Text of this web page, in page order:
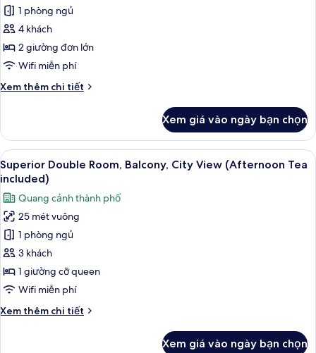
Twin
Room,
Balcony,
City
(Afternoon
1 phòng ngủ
4 khách
2 giường đơn lớn
Wifi miễn phí
Xem thêm chi tiết
Chi
Superior
Twin
Room,
Balcony,
View
(Afternoon
Tea
included)
Xem giá vào ngày bạn chọn
Xem
tất
cả
ảnh
Superior
Double
Room,
Balcony,
City
(Afternoon
Bộ đồ giường cao cấp, nệm có lớp
9
Superior Double Room, Balcony, City View (Afternoon Tea
included)
Quang cảnh thành phố
25 mét vuông
1 phòng ngủ
3 khách
1 giường cỡ queen
Wifi miễn phí
Xem thêm chi tiết
Chi
Xem giá vào ngày bạn chọn